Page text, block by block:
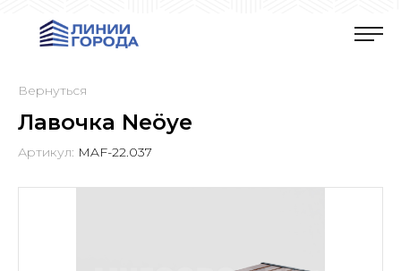
Вернуться
Лавочка Neöye
Артикул: MAF-22.037